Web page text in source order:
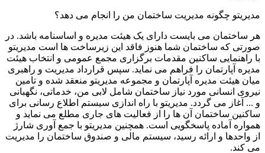
مدیریتو چگونه مدیریت ساختمان من را انجام می دهد؟
هر ساختمان می بایست دارای یک هیئت مدیره و اساسنامه باشد. در
صورتی که ساختمان شما هنوز فاقد این زیرساخت ها است مدیریتو
با راهنمایی ساکنین مقدمات برگزاری مجمع عمومی و انتخاب هیئت
مدیره آپارتمان را فراهم می نماید. سپس قرارداد مدیریت و راهبری
میان هیئت مدیره آپارتمان و مجموعه مدیریتو منعقد شده و تامین
نیروی انسانی مورد نیاز ساختمان شامل لابی من، خدماتی، نگهبانی
و ... آغاز می گردد. مدیریتو با راه اندازی سیستم اطلاع رسانی برای
ساکنین ساختمان آن ها را از فعالیت های جاری مطلع می نماید و
همواره آماده پاسخگویی است. همچنین مدیریتو با جمع آوری شارژ
از واحدها و ارائه رسید، سیستم مالی و صندوق ساختمان را مدیریت
می کند.